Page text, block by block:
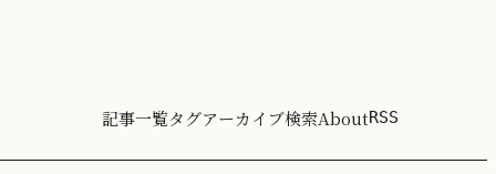
記事一覧タグアーカイブ検索AboutRSS